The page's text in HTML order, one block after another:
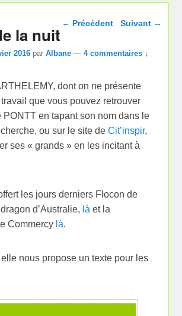
Navigation dans les
← Précédent Suivant →
la nuit
2016 parAlbane —4 commentaires ↓
dont on ne présente
que vous pouvez retrouver
PONTT en tapant son nom dans le
ou sur le site deCit’inspir,
ses « grands » en les incitant à
les jours derniers Flocon de
d’Australie, là et la
Commercy là.
elle nous propose un texte pour les